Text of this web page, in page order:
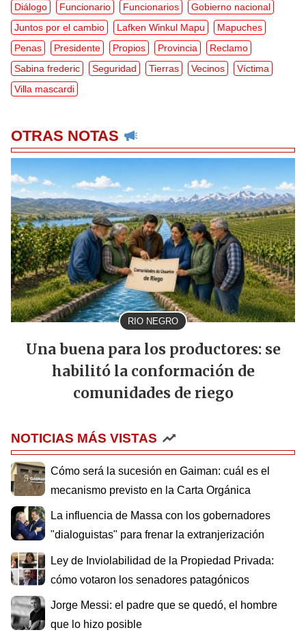
Diálogo
Funcionario Funcionarios
Gobierno nacional
Juntos por el cambio
Lafken Winkul Mapu
Mapuches
Penas
Presidente Propios Provincia
Reclamo
Sabina frederic
Seguridad Tierras Vecinos
Víctima
Villa mascardi
OTRAS NOTAS
RIO NEGRO
Una buena para los productores: se
habilitó la conformación de
comunidades de riego
NOTICIAS MÁS VISTAS
Cómo será la sucesión en Gaiman: cuál es el
mecanismo previsto en la Carta Orgánica
La influencia de Massa con los gobernadores
"dialoguistas" para frenar la extranjerización
Ley de Inviolabilidad de la Propiedad Privada:
cómo votaron los senadores patagónicos
Jorge Messi: el padre que se quedó, el hombre
que lo hizo posible